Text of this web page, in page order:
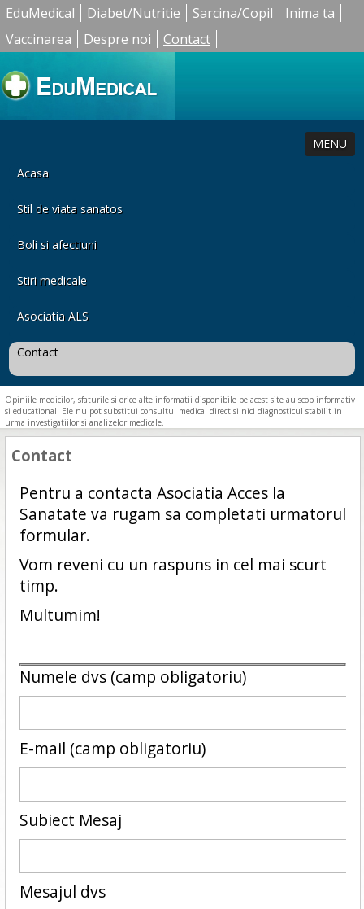
EduMedical Diabet/Nutritie Sarcina/Copil
Inima ta
Vaccinarea
Despre noi Contact
MENU
Acasa
Stil de viata sanatos
Boli si afectiuni
Stiri medicale
Asociatia ALS
Contact
Opiniile medicilor, sfaturile si orice alte informatii disponibile pe acest site au scop informativ
si educational. Ele nu pot substitui consultul medical direct si nici diagnosticul stabilit in
urma investigatiilor si analizelor medicale.
Contact
Pentru a contacta Asociatia Acces la
Sanatate va rugam sa completati urmatorul
formular.
Vom reveni cu un raspuns in cel mai scurt
timp.
Multumim!
Numele dvs (camp obligatoriu)
E-mail (camp obligatoriu)
Subiect Mesaj
Mesajul dvs